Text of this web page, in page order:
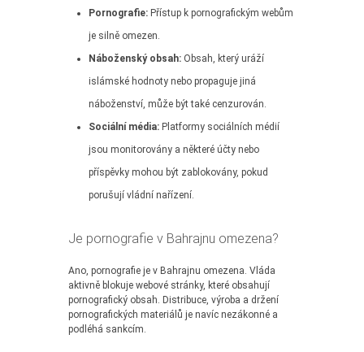
Pornografie: Přístup k pornografickým webům
je silně omezen.
Náboženský obsah: Obsah, který uráží
islámské hodnoty nebo propaguje jiná
náboženství, může být také cenzurován.
Sociální média: Platformy sociálních médií
jsou monitorovány a některé účty nebo
příspěvky mohou být zablokovány, pokud
porušují vládní nařízení.
Je pornografie v Bahrajnu omezena?
Ano, pornografie je v Bahrajnu omezena. Vláda
aktivně blokuje webové stránky, které obsahují
pornografický obsah. Distribuce, výroba a držení
pornografických materiálů je navíc nezákonné a
podléhá sankcím.